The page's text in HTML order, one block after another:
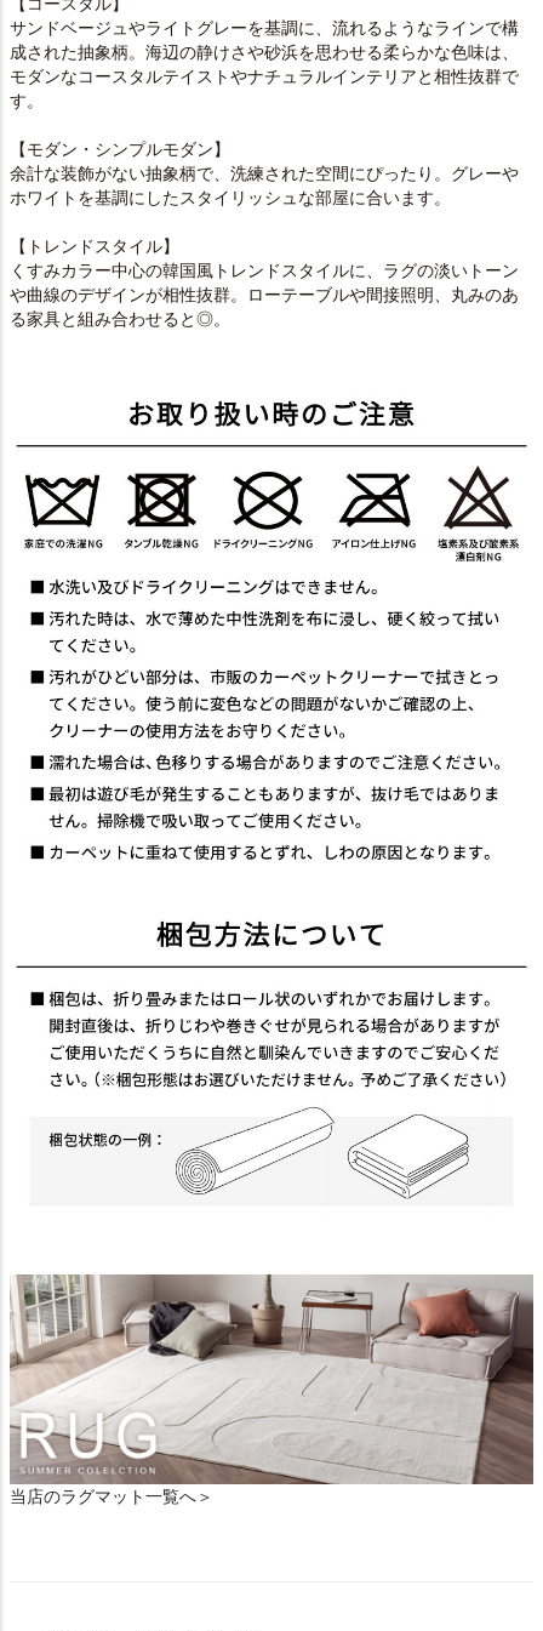
【コースタル】
サンドベージュやライトグレーを基調に、流れるようなラインで構
成された抽象柄。海辺の静けさや砂浜を思わせる柔らかな色味は、
モダンなコースタルテイストやナチュラルインテリアと相性抜群で
す。
【モダン・シンプルモダン】
余計な装飾がない抽象柄で、洗練された空間にぴったり。グレーや
ホワイトを基調にしたスタイリッシュな部屋に合います。
【トレンドスタイル】
くすみカラー中心の韓国風トレンドスタイルに、ラグの淡いトーン
や曲線のデザインが相性抜群。ローテーブルや間接照明、丸みのあ
る家具と組み合わせると◎。
当店のラグマット一覧へ＞